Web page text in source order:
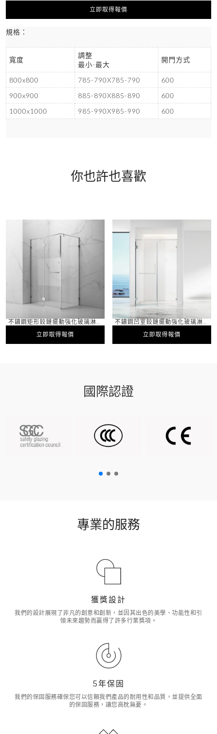
立即取得報價
規格：
寬度
調整
最小-最大
開門方式
800x800 785-790X785-790
600
900x900
885-890X885-890
600
1000x1000
985-990X985-990 600
你也許也喜歡
立即取得報價
不鏽鋼矩形鉸鏈擺動強化玻璃淋浴
立即取得報價
立即取得報價
不鏽鋼凹室鉸鏈擺動強化玻璃淋浴
立即取得報價
國際認證
專業的服務
獲獎設計
我們的設計展現了非凡的創意和創新，並因其出色的美學、功能性和引
領未來趨勢而贏得了許多行業獎項。
5年保固
我們的保固服務確保您可以信賴我們產品的耐用性和品質，並提供全面
的保固服務，讓您高枕無憂。